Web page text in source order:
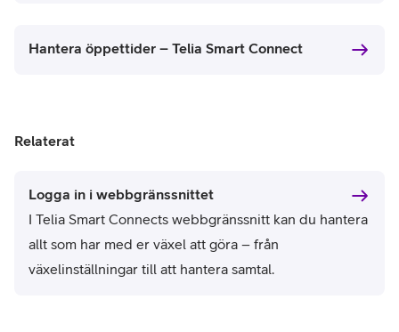
Hantera öppettider – Telia Smart Connect
Relaterat
Logga in i webbgränssnittet
I Telia Smart Connects webbgränssnitt kan du hantera
allt som har med er växel att göra – från
växelinställningar till att hantera samtal.